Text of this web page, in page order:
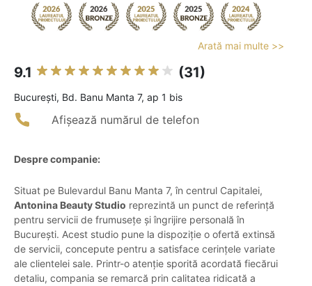
Arată mai multe >>
9.1 (31)
Bucureşti, Bd. Banu Manta 7, ap 1 bis
Afișează numărul de telefon
Despre companie:
Situat pe Bulevardul Banu Manta 7, în centrul Capitalei,
Antonina Beauty Studio reprezintă un punct de referință
pentru servicii de frumusețe și îngrijire personală în
București. Acest studio pune la dispoziție o ofertă extinsă
de servicii, concepute pentru a satisface cerințele variate
ale clientelei sale. Printr-o atenție sporită acordată fiecărui
detaliu, compania se remarcă prin calitatea ridicată a